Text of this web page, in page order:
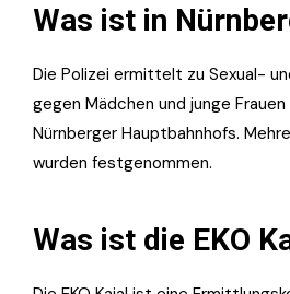
Was ist in
Die Polizei ermittelt zu Sexual-
gegen Mädchen und junge
Nürnberger Hauptbahnhofs.
wurden festgenommen.
Was ist die EKO